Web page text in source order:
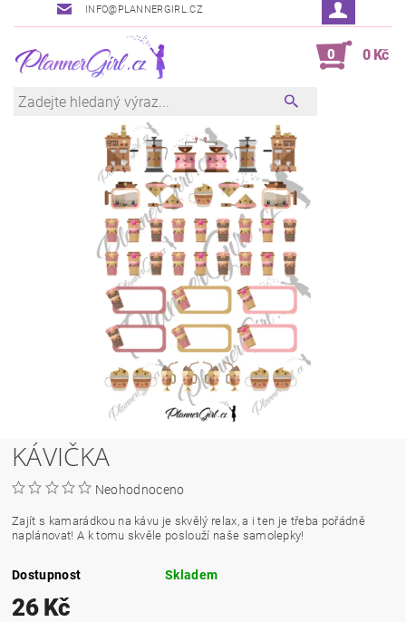
INFO@PLANNERGIRL.CZ
0 0 Kč
KÁVIČKA
Neohodnoceno
Zajít s kamarádkou na kávu je skvělý relax, a i ten je třeba pořádně
naplánovat! A k tomu skvěle poslouží naše samolepky!
Dostupnost Skladem
26 Kč